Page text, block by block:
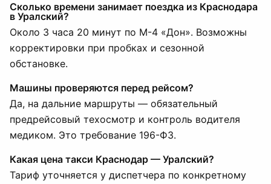
Сколько времени занимает поездка из Краснодара
в Уралский?
Около 3 часа 20 минут по М-4 «Дон». Возможны
корректировки при пробках и сезонной
обстановке.
Машины проверяются перед рейсом?
Да, на дальние маршруты — обязательный
предрейсовый техосмотр и контроль водителя
медиком. Это требование 196-ФЗ.
Какая цена такси Краснодар — Уралский?
Тариф уточняется у диспетчера по конкретному